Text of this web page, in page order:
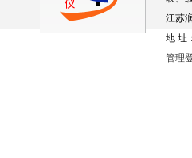
江苏
地 址
管理